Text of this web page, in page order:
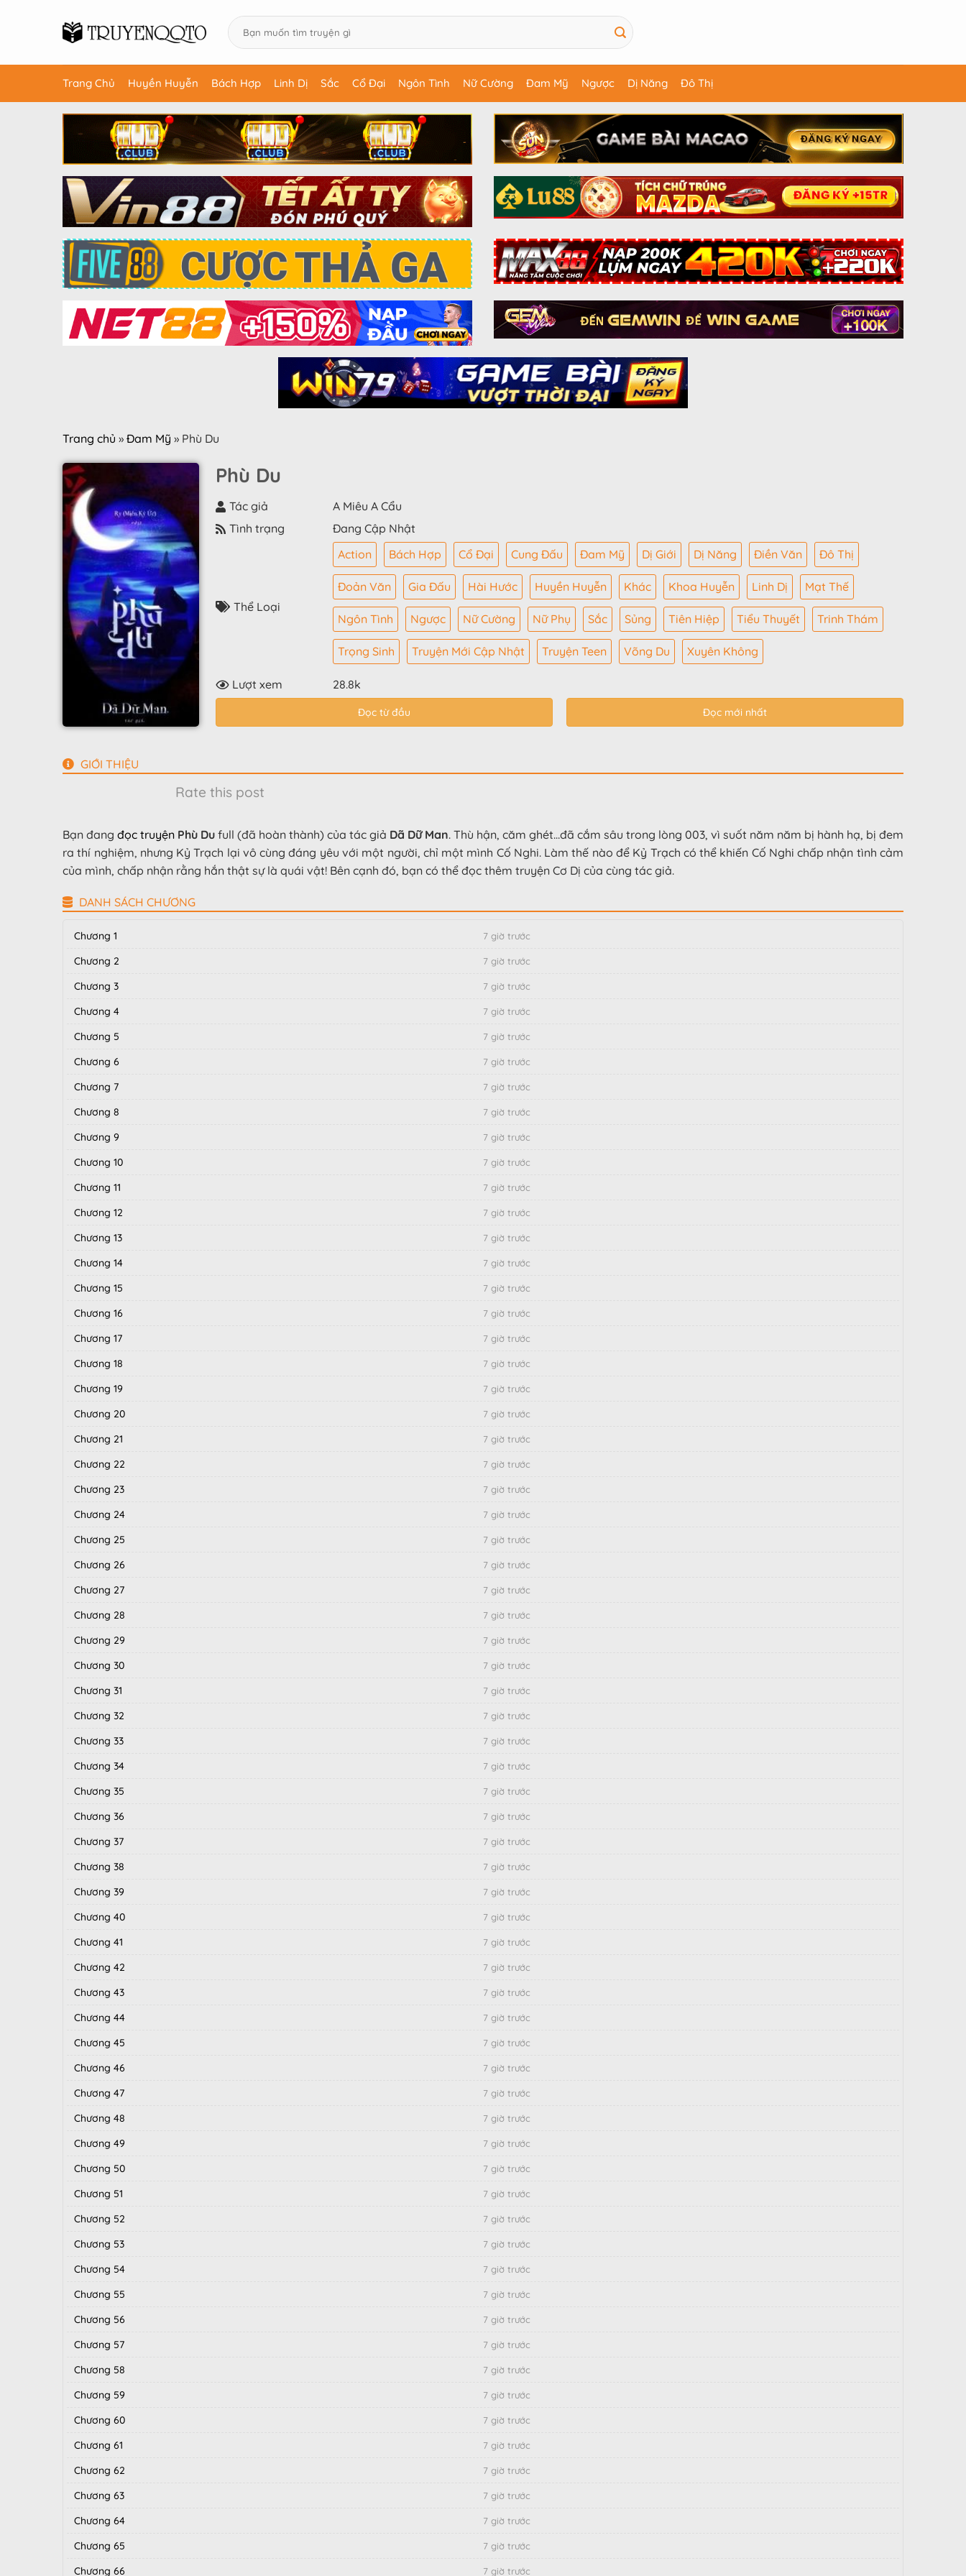
Trang Chủ Huyền Huyễn Bách Hợp Linh Dị Sắc Cổ Đại Ngôn Tình Nữ Cường Đam Mỹ Ngược Dị Năng Đô Thị
Trang chủ » Đam Mỹ » Phù Du
Phù Du
Tác giả
A Miêu A Cẩu
Tình trạng
Đang Cập Nhật
Thể Loại
Action Bách Hợp Cổ Đại Cung Đấu Đam Mỹ Dị Giới Dị Năng Điền Văn Đô Thị
Đoản Văn Gia Đấu Hài Hước Huyền Huyễn Khác Khoa Huyễn Linh Dị Mạt Thế
Ngôn Tình Ngược Nữ Cường Nữ Phụ Sắc Sủng Tiên Hiệp Tiểu Thuyết Trinh Thám
Trọng Sinh Truyện Mới Cập Nhật Truyện Teen Võng Du Xuyên Không
Lượt xem 28.8k
Đọc từ đầu Đọc mới nhất
GIỚI THIỆU
Rate this post
Bạn đang đọc truyện Phù Du full (đã hoàn thành) của tác giả Dã Dữ Man. Thù hận, căm ghét…đã cắm sâu trong lòng 003, vì suốt năm năm bị hành hạ, bị đem
ra thí nghiệm, nhưng Kỷ Trạch lại vô cùng đáng yêu với một người, chỉ một mình Cố Nghi. Làm thế nào để Kỷ Trạch có thể khiến Cố Nghi chấp nhận tình cảm
của mình, chấp nhận rằng hắn thật sự là quái vật! Bên cạnh đó, bạn có thể đọc thêm truyện Cơ Dị của cùng tác giả.
DANH SÁCH CHƯƠNG
Chương 1 7 giờ trước
Chương 2 7 giờ trước
Chương 3 7 giờ trước
Chương 4 7 giờ trước
Chương 5 7 giờ trước
Chương 6 7 giờ trước
Chương 7 7 giờ trước
Chương 8 7 giờ trước
Chương 9 7 giờ trước
Chương 10 7 giờ trước
Chương 11 7 giờ trước
Chương 12 7 giờ trước
Chương 13 7 giờ trước
Chương 14 7 giờ trước
Chương 15 7 giờ trước
Chương 16 7 giờ trước
Chương 17 7 giờ trước
Chương 18 7 giờ trước
Chương 19 7 giờ trước
Chương 20 7 giờ trước
Chương 21 7 giờ trước
Chương 22 7 giờ trước
Chương 23 7 giờ trước
Chương 24 7 giờ trước
Chương 25 7 giờ trước
Chương 26 7 giờ trước
Chương 27 7 giờ trước
Chương 28 7 giờ trước
Chương 29 7 giờ trước
Chương 30 7 giờ trước
Chương 31 7 giờ trước
Chương 32 7 giờ trước
Chương 33 7 giờ trước
Chương 34 7 giờ trước
Chương 35 7 giờ trước
Chương 36 7 giờ trước
Chương 37 7 giờ trước
Chương 38 7 giờ trước
Chương 39 7 giờ trước
Chương 40 7 giờ trước
Chương 41 7 giờ trước
Chương 42 7 giờ trước
Chương 43 7 giờ trước
Chương 44 7 giờ trước
Chương 45 7 giờ trước
Chương 46 7 giờ trước
Chương 47 7 giờ trước
Chương 48 7 giờ trước
Chương 49 7 giờ trước
Chương 50 7 giờ trước
Chương 51 7 giờ trước
Chương 52 7 giờ trước
Chương 53 7 giờ trước
Chương 54 7 giờ trước
Chương 55 7 giờ trước
Chương 56 7 giờ trước
Chương 57 7 giờ trước
Chương 58 7 giờ trước
Chương 59 7 giờ trước
Chương 60 7 giờ trước
Chương 61 7 giờ trước
Chương 62 7 giờ trước
Chương 63 7 giờ trước
Chương 64 7 giờ trước
Chương 65 7 giờ trước
Chương 66 7 giờ trước